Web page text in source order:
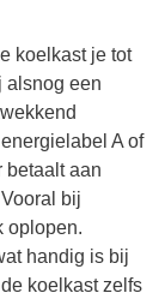
koelkast je tot
alsnog een
A of
betaalt aan
bij
oplopen.
handig is bij
koelkast zelfs